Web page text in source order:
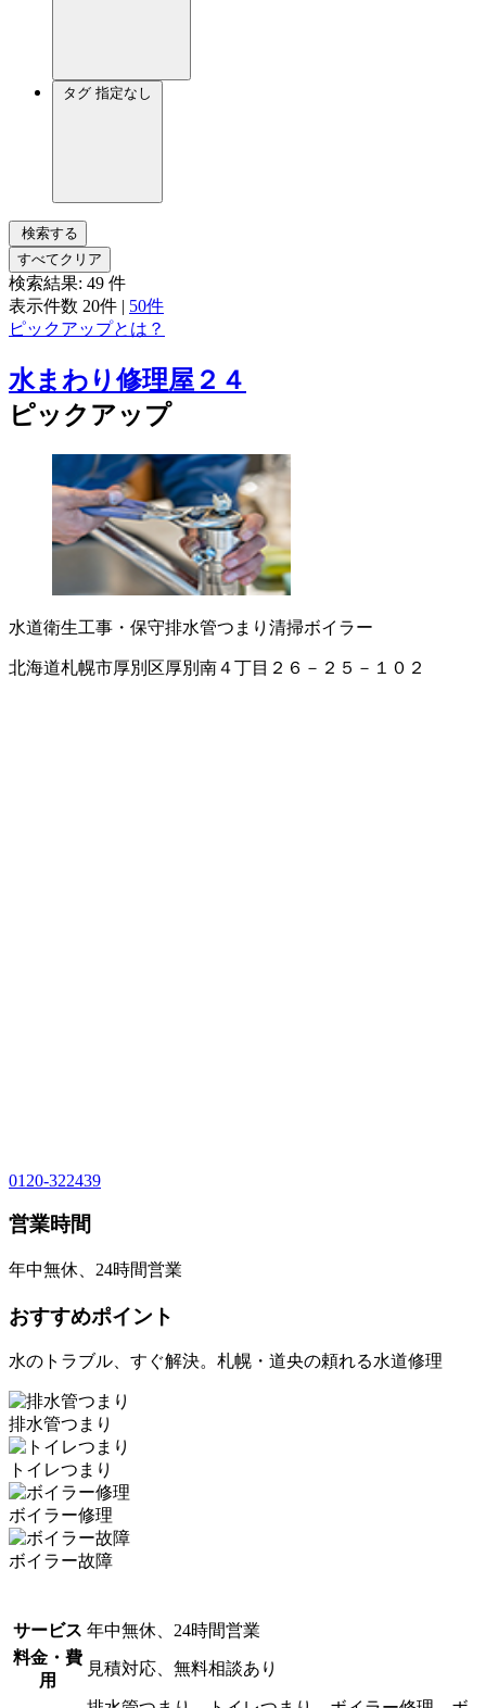
タグ 指定なし
検索する
すべてクリア
検索結果: 49 件
表示件数 20件 | 50件
ピックアップとは？
水まわり修理屋２４
ピックアップ
水道衛生工事・保守排水管つまり清掃ボイラー
北海道札幌市厚別区厚別南４丁目２６－２５－１０２
0120-322439
営業時間
年中無休、24時間営業
おすすめポイント
水のトラブル、すぐ解決。札幌・道央の頼れる水道修理
排水管つまり
トイレつまり
ボイラー修理
ボイラー故障
サービス 年中無休、24時間営業
料金・費
用
見積対応、無料相談あり